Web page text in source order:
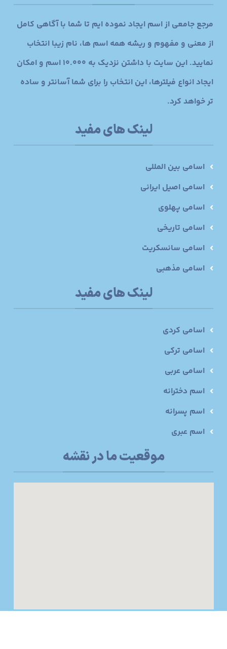
مرجع جامعی از اسم ایجاد نموده ایم تا شما با آگاهی کامل
از معنی و مفهوم و ریشه همه اسم ها، نام زیبا انتخاب
نمایید. این سایت با داشتن نزدیک به 10.000 اسم و امکان
ایجاد انواع فیلترها، این انتخاب را برای شما آسانتر و ساده
تر خواهد کرد.
لینک های مفید
اسامی بین المللی
اسامی اصیل ایرانی
اسامی پهلوی
اسامی تاریخی
اسامی سانسکریت
اسامی مذهبی
لینک های مفید
اسامی کردی
اسامی ترکی
اسامی عربی
اسم دخترانه
اسم پسرانه
اسم عبری
موقعیت ما در نقشه